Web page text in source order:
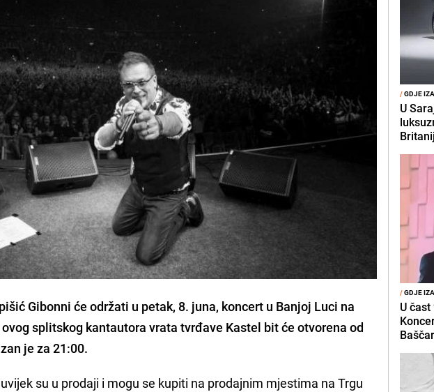
Gibonni će održati u petak, 8. juna, koncert u Banjoj Luci na
splitskog kantautora vrata tvrđave Kastel bit će otvorena od
je za 21:00.
su u prodaji i mogu se kupiti na prodajnim mjestima na Trgu
/GDJE
U
/GDJE
U